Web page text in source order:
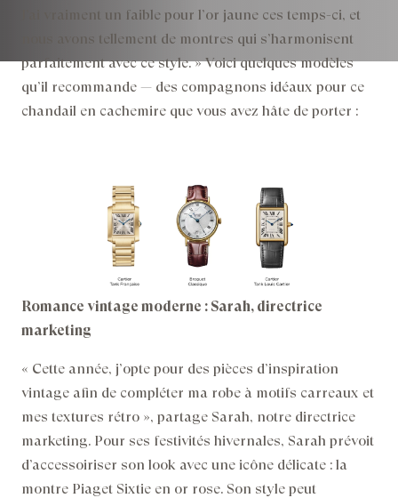
J’ai vraiment un faible pour l’or jaune ces temps-ci, et
nous avons tellement de montres qui s’harmonisent
parfaitement avec ce style. » Voici quelques modèles
qu’il recommande — des compagnons idéaux pour ce
chandail en cachemire que vous avez hâte de porter :
Romance vintage moderne : Sarah, directrice
marketing
« Cette année, j’opte pour des pièces d’inspiration
vintage afin de compléter ma robe à motifs carreaux et
mes textures rétro », partage Sarah, notre directrice
marketing. Pour ses festivités hivernales, Sarah prévoit
d’accessoiriser son look avec une icône délicate : la
montre Piaget Sixtie en or rose. Son style peut